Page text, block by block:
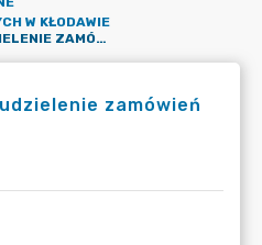
W KŁODAWIE
PLAN POSTĘPOWAŃ O UDZIELENIE ZAMÓWIEŃ NA ROK 2025 - CUW
zamówień